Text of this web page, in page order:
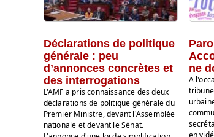
Déclarations de politique
générale : peu
d’annonces concrètes et
des interrogations
L'AMF a pris connaissance des deux
déclarations de politique générale du
Premier Ministre, devant l'Assemblée
nationale et devant le Sénat.
ne
A
en